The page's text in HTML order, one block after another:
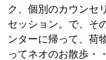
ク、個別のカウンセ
セッション。で、そ
ンターに帰って、荷
ってネオのお散歩・